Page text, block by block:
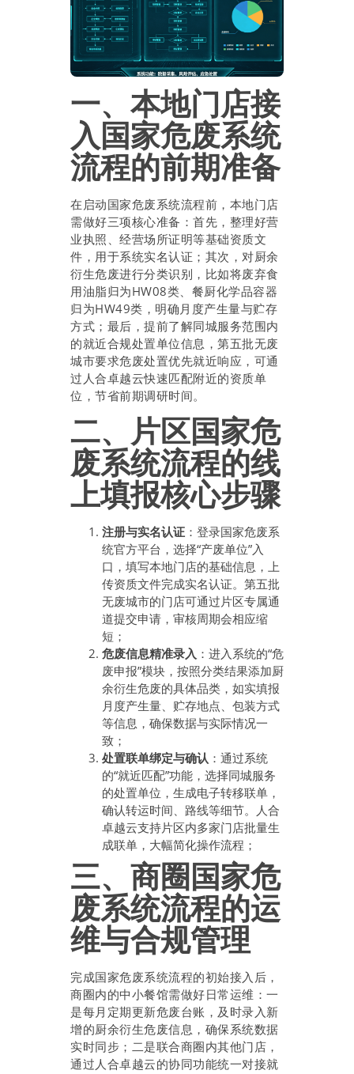
一、本地门店接
入国家危废系统
流程的前期准备
在启动国家危废系统流程前，本地门店
需做好三项核心准备：首先，整理好营
业执照、经营场所证明等基础资质文
件，用于系统实名认证；其次，对厨余
衍生危废进行分类识别，比如将废弃食
用油脂归为HW08类、餐厨化学品容器
归为HW49类，明确月度产生量与贮存
方式；最后，提前了解同城服务范围内
的就近合规处置单位信息，第五批无废
城市要求危废处置优先就近响应，可通
过人合卓越云快速匹配附近的资质单
位，节省前期调研时间。
二、片区国家危
废系统流程的线
上填报核心步骤
注册与实名认证 ：登录国家危废系
统官方平台，选择“产废单位”入
口，填写本地门店的基础信息，上
传资质文件完成实名认证。第五批
无废城市的门店可通过片区专属通
道提交申请，审核周期会相应缩
短；
危废信息精准录入 ：进入系统的“危
废申报”模块，按照分类结果添加厨
余衍生危废的具体品类，如实填报
月度产生量、贮存地点、包装方式
等信息，确保数据与实际情况一
致；
处置联单绑定与确认 ：通过系统
的“就近匹配”功能，选择同城服务
的处置单位，生成电子转移联单，
确认转运时间、路线等细节。人合
卓越云支持片区内多家门店批量生
成联单，大幅简化操作流程；
三、商圈国家危
废系统流程的运
维与合规管理
完成国家危废系统流程的初始接入后，
商圈内的中小餐馆需做好日常运维：一
是每月定期更新危废台账，及时录入新
增的厨余衍生危废信息，确保系统数据
实时同步；二是联合商圈内其他门店，
通过人合卓越云的协同功能统一对接就